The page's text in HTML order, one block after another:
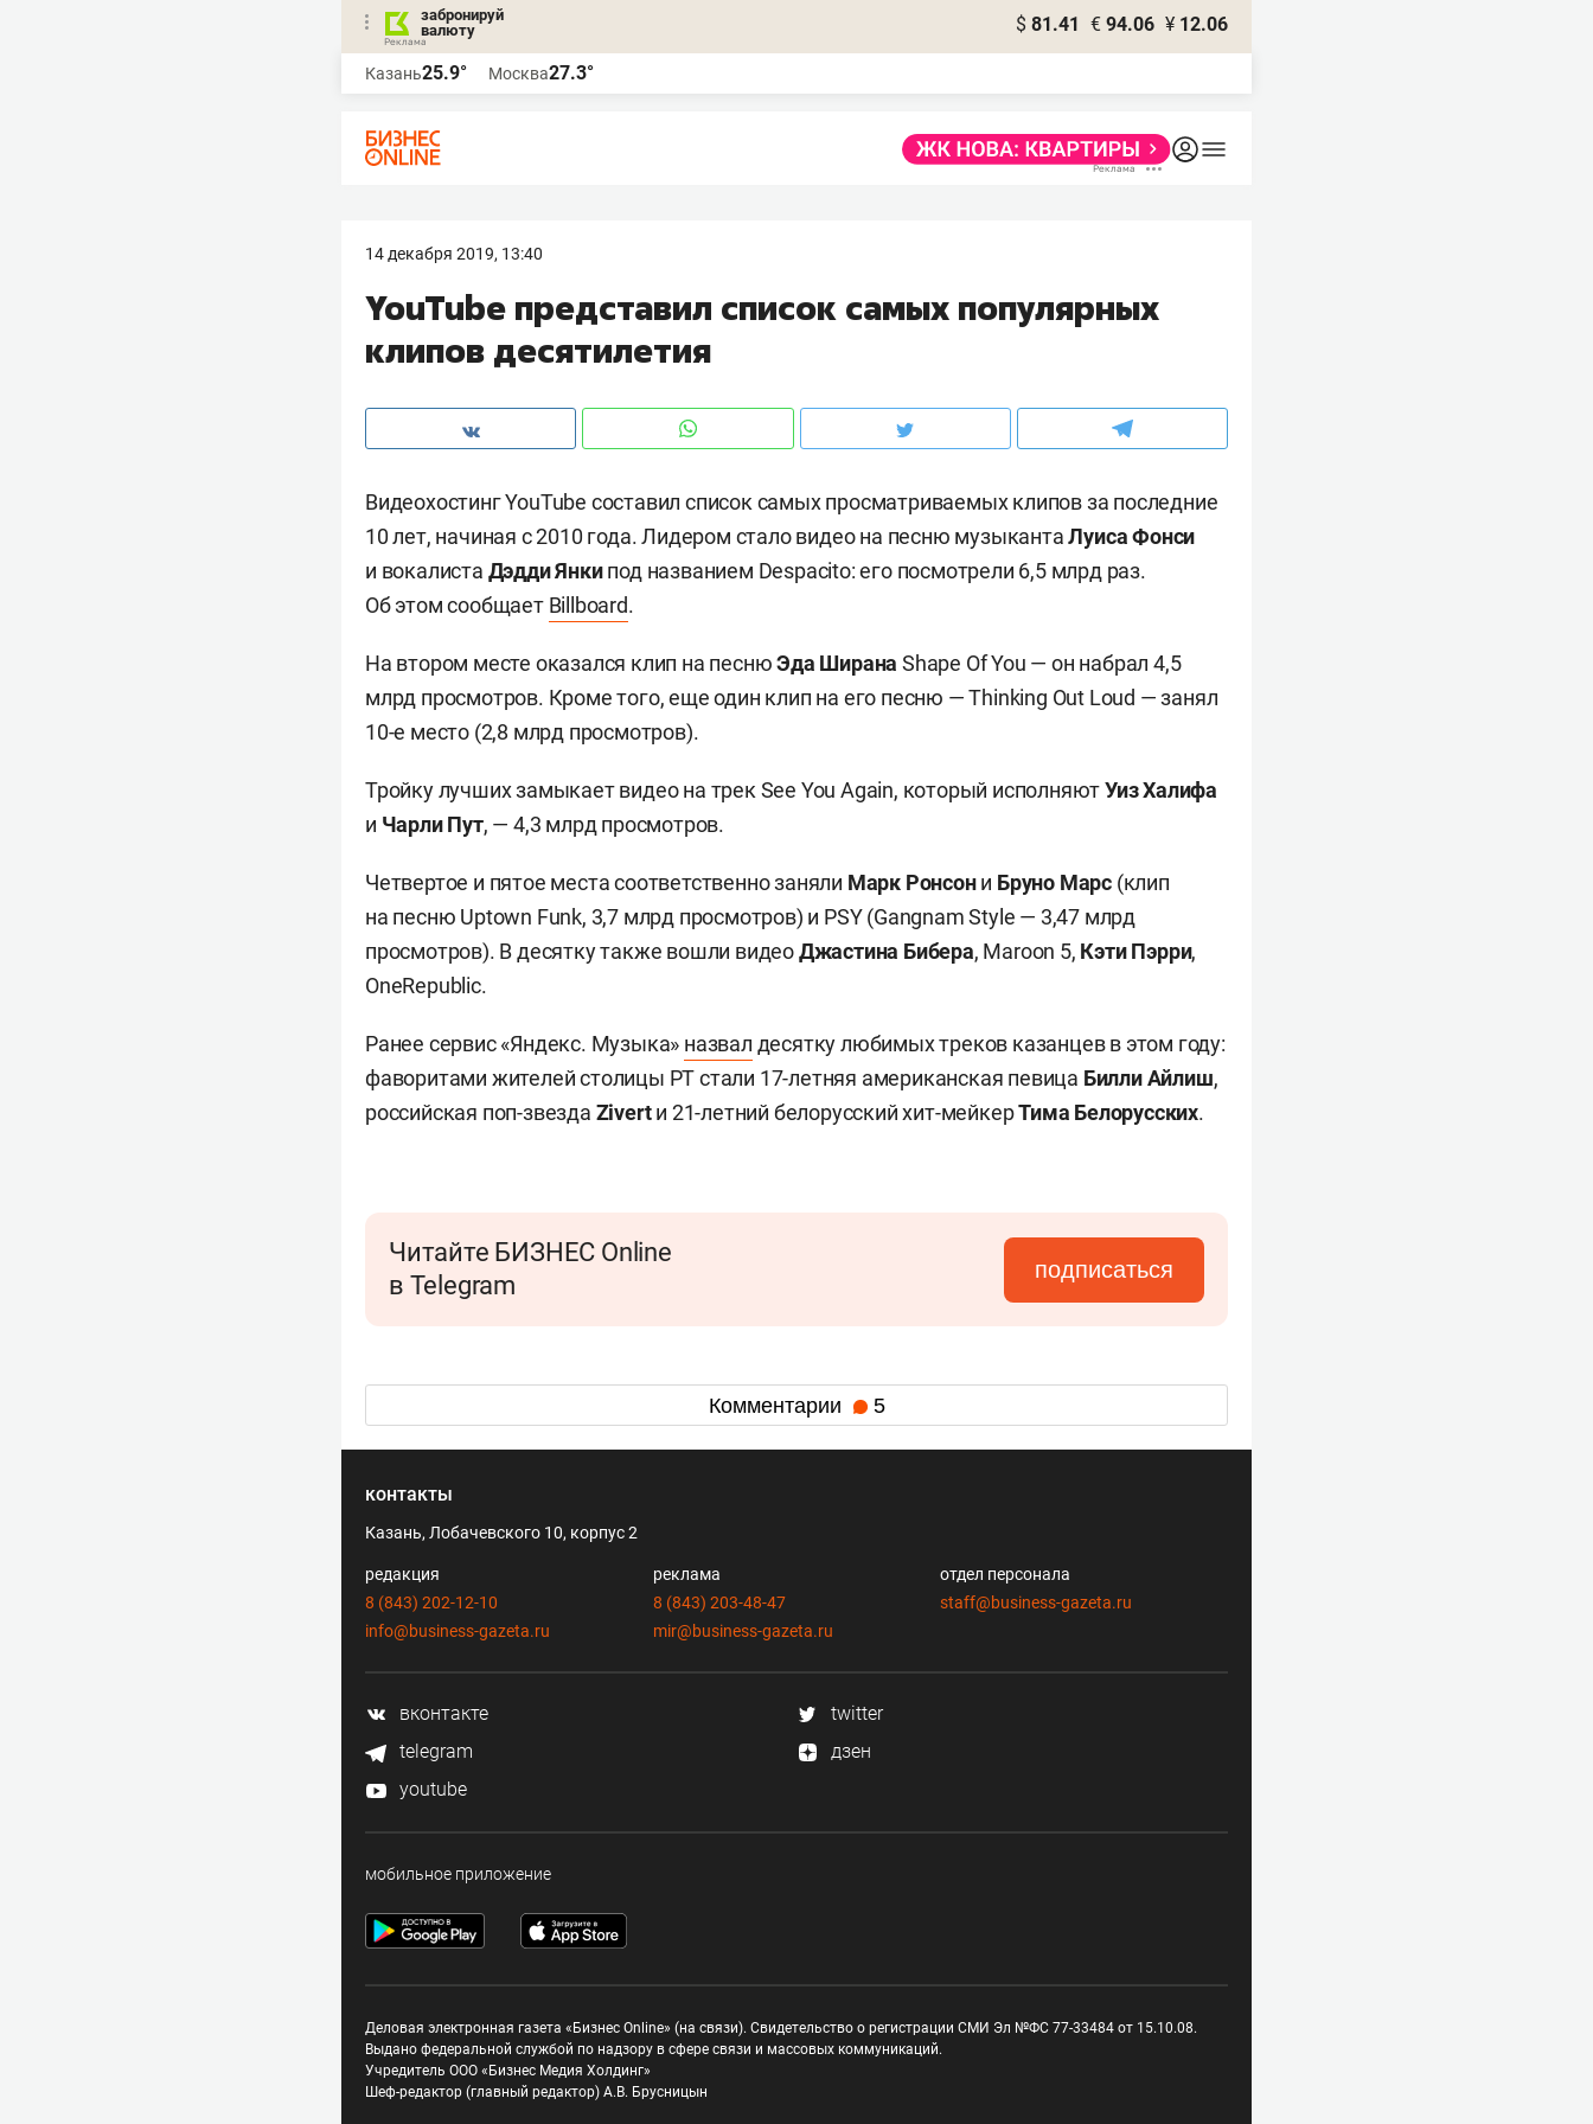
забронируй
валюту
$ 81.41 € 94.06 ¥ 12.06
Казань25.9° Москва27.3°
14 декабря 2019, 13:40
YouTube представил список самых популярных
клипов десятилетия
Видеохостинг YouTube составил список самых просматриваемых клипов за последние
10 лет, начиная с 2010 года. Лидером стало видео на песню музыкантаЛуиса Фонси
и вокалиста Дэдди Янкипод названием Despacito: его посмотрели 6,5 млрд раз.
Об этом сообщает Billboard.
На втором месте оказался клип на песнюЭда ШиранаShape Of You — он набрал 4,5
млрд просмотров. Кроме того, еще один клип на его песню — Thinking Out Loud — занял
10-е место (2,8 млрд просмотров).
Тройку лучших замыкает видео на трек See You Again, который исполняютУиз Халифа
и Чарли Пут, — 4,3 млрд просмотров.
Четвертое и пятое места соответственно заняли Марк Ронсони Бруно Марс (клип
на песню Uptown Funk, 3,7 млрд просмотров) и PSY (Gangnam Style — 3,47 млрд
просмотров). В десятку также вошли видеоДжастина Бибера, Maroon 5, Кэти Пэрри,
OneRepublic.
Ранее сервис «Яндекс. Музыка» назвал десятку любимых треков казанцев в этом году:
фаворитами жителей столицы РТ стали 17-летняя американская певица Билли Айлиш,
российская поп-звезда Zivertи 21-летний белорусский хит-мейкерТима Белорусских.
Читайте БИЗНЕС Online
в Telegram
подписаться
Комментарии 5
контакты
Казань, Лобачевского 10, корпус 2
редакция
8 (843) 202-12-10
info@business-gazeta.ru
реклама
8 (843) 203-48-47
mir@business-gazeta.ru
отдел персонала
staff@business-gazeta.ru
вконтакте
twitter
telegram
дзен
youtube
мобильное приложение
Деловая электронная газета «Бизнес Online» (на связи). Свидетельство о регистрации СМИ Эл №ФС 77-33484 от 15.10.08.
Выдано федеральной службой по надзору в сфере связи и массовых коммуникаций.
Учредитель ООО «Бизнес Медия Холдинг»
Шеф-редактор (главный редактор) А.В. Брусницын